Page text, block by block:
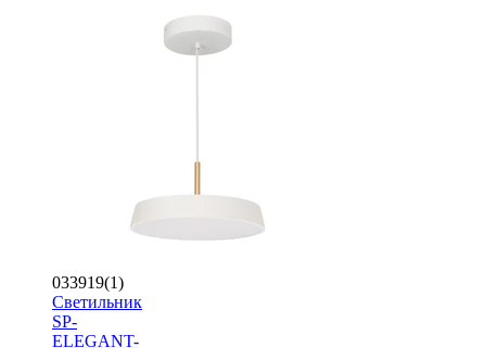
033919(1)
Светильник
SP-
ELEGANT-